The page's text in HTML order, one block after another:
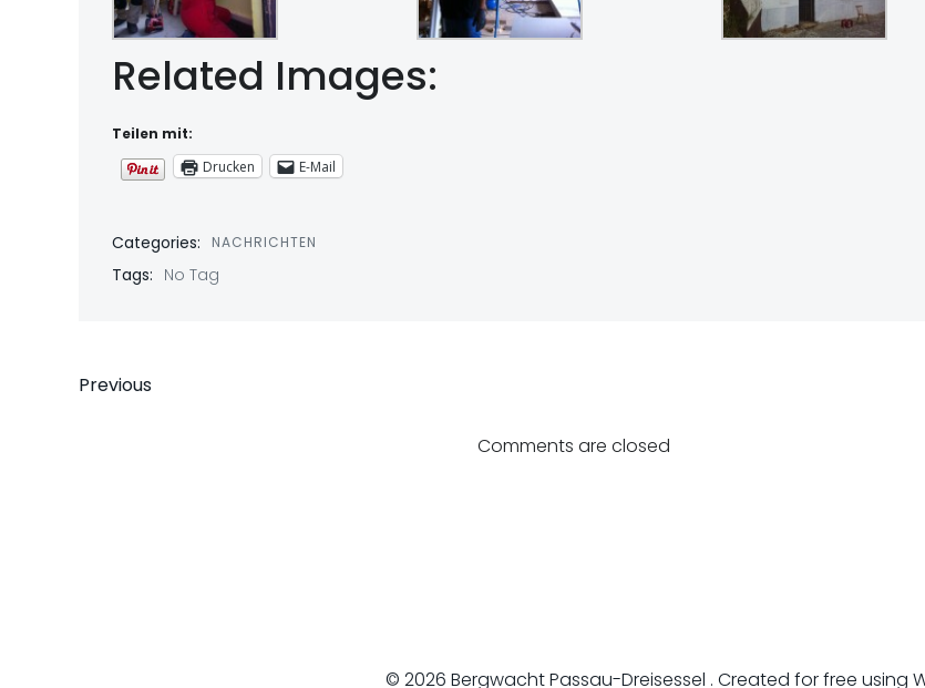
Related Images:
Teilen mit:
Drucken
E-Mail
Categories: NACHRICHTEN
Tags: No Tag
Beitragsnavigation
Previous
Comments are closed
© 2026 Bergwacht Passau-Dreisessel . Created for free using